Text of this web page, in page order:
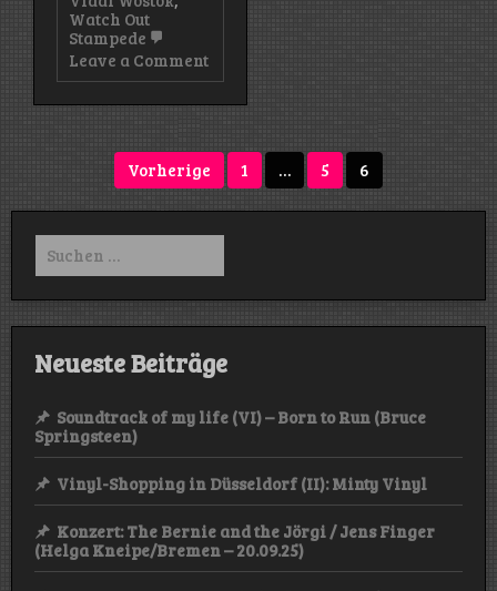
Watch Out
Stampede
Leave a Commenton
Rückblick:
Seitennummerierung
Beiträge
Vorherige 1 … 5 6
Suchen
nach:
Neueste Beiträge
Soundtrack of my life (VI) – Born to Run (Bruce
Springsteen)
Vinyl-Shopping in Düsseldorf (II): Minty Vinyl
Konzert: The Bernie and the Jörgi / Jens Finger
(Helga Kneipe/Bremen – 20.09.25)